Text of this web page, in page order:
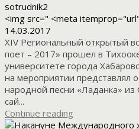
sotrudnik2
<img src=" <meta
14.03.2017
XIV Региональный открытый
поет – 2017» прошел в
университете города
на мероприятии представлял
народной песни «Ладанка»
сай...
Continue reading